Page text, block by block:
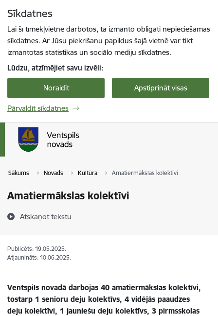
Sīkdatnes
Lai šī tīmekļvietne darbotos, tā izmanto obligāti nepieciešamās
sīkdatnes. Ar Jūsu piekrišanu papildus šajā vietnē var tikt
izmantotas statistikas un sociālo mediju sīkdatnes.
Lūdzu, atzīmējiet savu izvēli:
Noraidīt Apstiprināt visas
Pārvaldīt sīkdatnes
Sākums Novads Kultūra Amatiermākslas kolektīvi
Amatiermākslas kolektīvi
Atskaņot tekstu
Publicēts: 19.05.2025.
Atjaunināts: 10.06.2025.
Ventspils novadā darbojas 40 amatiermākslas kolektīvi,
tostarp 1 senioru deju kolektīvs, 4 vidējās paaudzes
deju kolektīvi, 1 jauniešu deju kolektīvs, 3 pirmsskolas